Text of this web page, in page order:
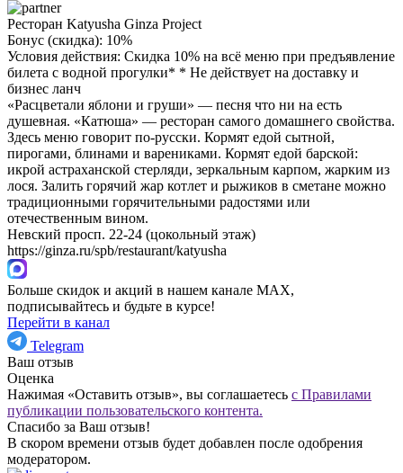
Ресторан Katyusha Ginza Project
Бонус (скидка): 10%
Условия действия: Скидка 10% на всё меню при предъявление
билета с водной прогулки* * Не действует на доставку и
бизнес ланч
«Расцветали яблони и груши» — песня что ни на есть
душевная. «Катюша» — ресторан самого домашнего свойства.
Здесь меню говорит по-русски. Кормят едой сытной,
пирогами, блинами и варениками. Кормят едой барской:
икрой астраханской стерляди, зеркальным карпом, жарким из
лося. Залить горячий жар котлет и рыжиков в сметане можно
традиционными горячительными радостями или
отечественным вином.
Невский просп. 22-24 (цокольный этаж)
https://ginza.ru/spb/restaurant/katyusha
Больше скидок и акций в нашем канале MAX,
подписывайтесь и будьте в курсе!
Перейти в канал
Telegram
Ваш отзыв
Оценка
Нажимая «Оставить отзыв», вы соглашаетесь с Правилами
публикации пользовательского контента.
Спасибо за Ваш отзыв!
В скором времени отзыв будет добавлен после одобрения
модератором.